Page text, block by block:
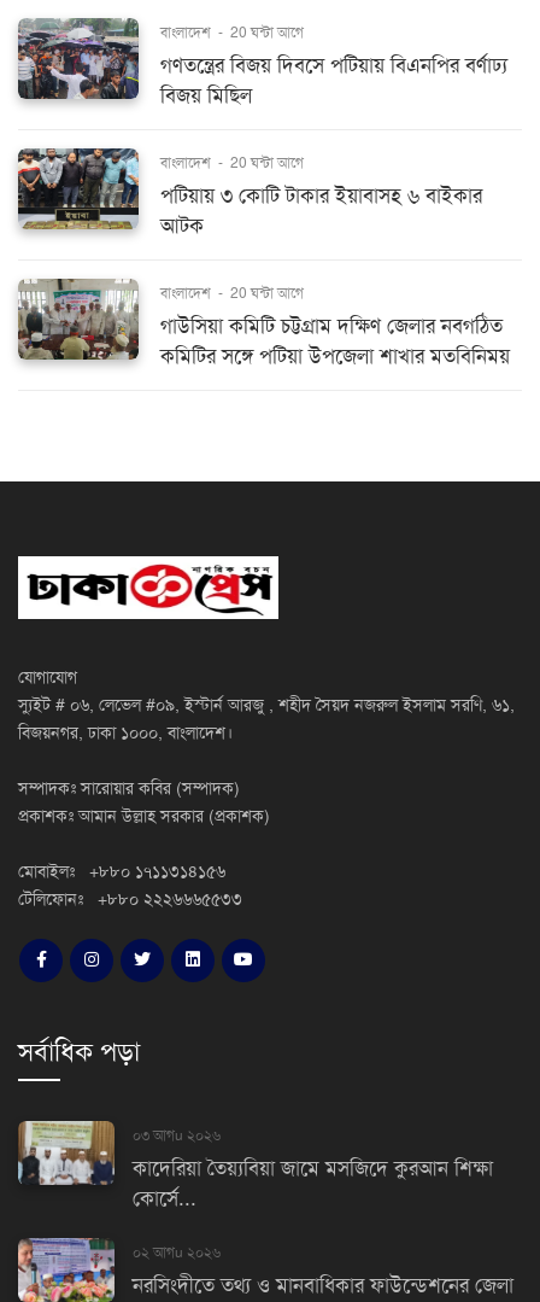
বাংলাদেশ - 20 ঘন্টা আগে
গণতন্ত্রের বিজয় দিবসে পটিয়ায় বিএনপির বর্ণাঢ্য
বিজয় মিছিল
বাংলাদেশ - 20 ঘন্টা আগে
পটিয়ায় ৩ কোটি টাকার ইয়াবাসহ ৬ বাইকার
আটক
বাংলাদেশ - 20 ঘন্টা আগে
গাউসিয়া কমিটি চট্টগ্রাম দক্ষিণ জেলার নবগঠিত
কমিটির সঙ্গে পটিয়া উপজেলা শাখার মতবিনিময়
যোগাযোগ
স্যুইট # ০৬, লেভেল #০৯, ইস্টার্ন আরজু , শহীদ সৈয়দ নজরুল ইসলাম সরণি, ৬১,
বিজয়নগর, ঢাকা ১০০০, বাংলাদেশ।
সম্পাদকঃ সারোয়ার কবির (সম্পাদক)
প্রকাশকঃ আমান উল্লাহ সরকার (প্রকাশক)
মোবাইলঃ +৮৮০ ১৭১১৩১৪১৫৬
টেলিফোনঃ +৮৮০ ২২২৬৬৬৫৫৩৩
সর্বাধিক পড়া
০৩ আগu ২০২৬
কাদেরিয়া তৈয়্যবিয়া জামে মসজিদে কুরআন শিক্ষা
কোর্সে...
০২ আগu ২০২৬
নরসিংদীতে তথ্য ও মানবাধিকার ফাউন্ডেশনের জেলা